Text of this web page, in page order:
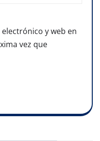
y web en
vez que